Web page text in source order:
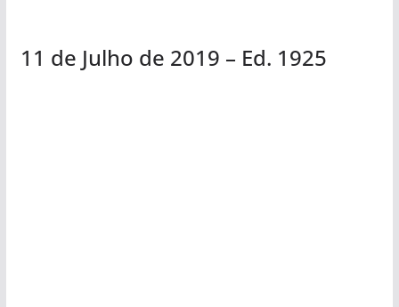
11 de Julho de 2019 – Ed. 1925